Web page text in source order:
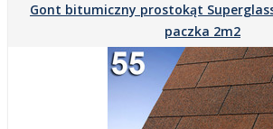
Gont bitumiczny prostokąt
paczka 2m2